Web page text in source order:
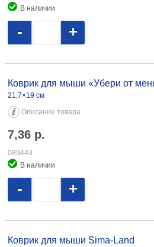
В наличии
- +
Коврик для мыши «Убери от
21,7×19 см
Описание товара
7,36 р.
089443
В наличии
- +
Коврик для мыши Sima-Land